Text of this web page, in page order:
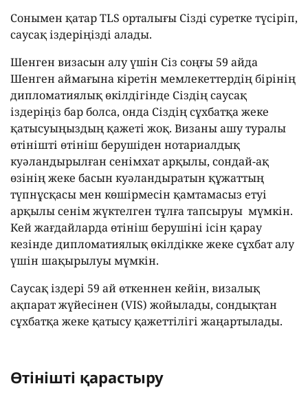
Сонымен қатар TLS орталығы Сізді суретке түсіріп,
саусақ іздеріңізді алады.
Шенген визасын алу үшін Сіз соңғы 59 айда
Шенген аймағына кіретін мемлекеттердің бірінің
дипломатиялық өкілдігінде Сіздің саусақ
іздеріңіз бар болса, онда Сіздің сұхбатқа жеке
қатысуыңыздың қажеті жоқ. Визаны ашу туралы
өтінішті өтініш берушіден нотариалдық
куәландырылған сенімхат арқылы, сондай-ақ
өзінің жеке басын куәландыратын құжаттың
түпнұсқасы мен көшірмесін қамтамасыз етуі
арқылы сенім жүктелген тұлға тапсыруы мүмкін.
Кей жағдайларда өтініш берушіні ісін қарау
кезінде дипломатиялық өкілдікке жеке сұхбат алу
үшін шақырылуы мүмкін.
Саусақ іздері 59 ай өткеннен кейін, визалық
ақпарат жүйесінен (VIS) жойылады, сондықтан
сұхбатқа жеке қатысу қажеттілігі жаңартылады.
Өтінішті қарастыру